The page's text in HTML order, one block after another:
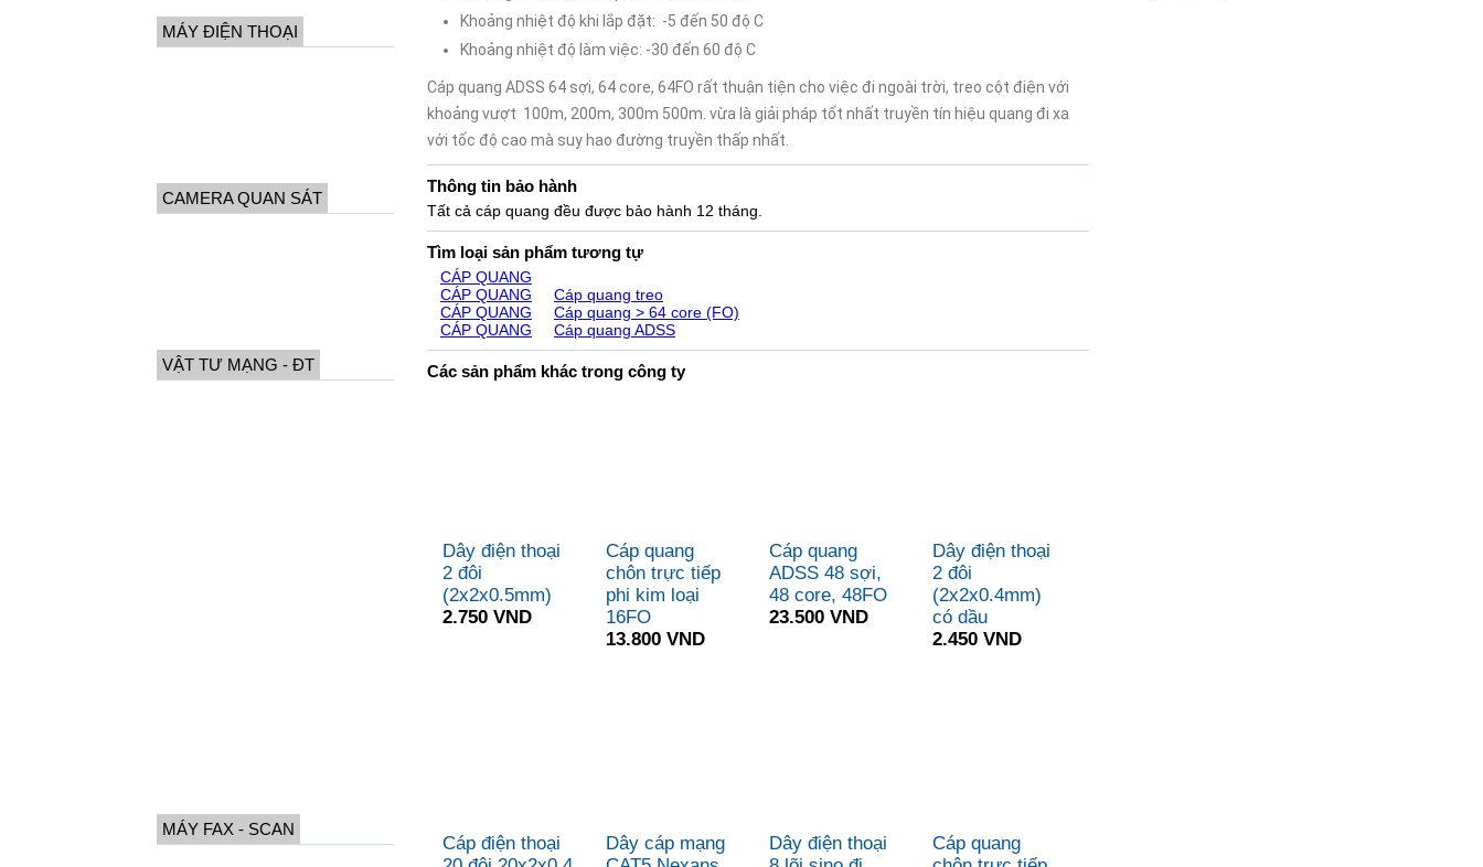
MÁY ĐIỆN THOẠI
CAMERA QUAN SÁT
VẬT TƯ MẠNG - ĐT
MÁY FAX - SCAN
Khoảng nhiệt độ khi lắp đặt: -5 đến 50 độ C
Khoảng nhiệt độ làm việc: -30 đến 60 độ C
Cáp quang ADSS 64 sợi, 64 core, 64FO rất thuận tiện cho việc đi ngoài trời, treo cột điện với
khoảng vượt 100m, 200m, 300m 500m. vừa là giải pháp tốt nhất truyền tín hiệu quang đi xa
với tốc độ cao mà suy hao đường truyền thấp nhất.
Thông tin bảo hành
Tất cả cáp quang đều được bảo hành 12 tháng.
Tìm loại sản phẩm tương tự
CÁP QUANG
CÁP QUANG
Cáp quang treo
CÁP QUANG
Cáp quang > 64 core (FO)
CÁP QUANG
Cáp quang ADSS
Các sản phẩm khác trong công ty
Dây điện thoại
2 đôi
(2x2x0.5mm)
2.750 VND
Cáp quang
chôn trực tiếp
phi kim loại
16FO
13.800 VND
Cáp quang
ADSS 48 sợi,
48 core, 48FO
23.500 VND
Dây điện thoại
2 đôi
(2x2x0.4mm)
có dầu
2.450 VND
Cáp điện thoại
Dây cáp mạng
Dây điện thoại
Cáp quang